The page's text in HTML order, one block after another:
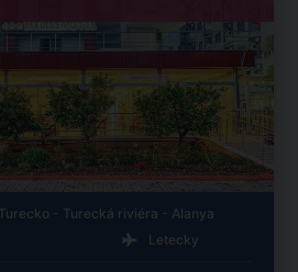
Turecko - Turecká riviéra - Alanya
Letecky